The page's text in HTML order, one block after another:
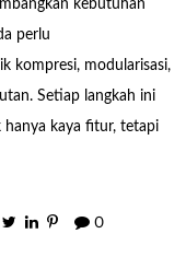
kebutuhan
perlu
kompresi, modularisasi,
Setiap langkah ini
hanya kaya fitur, tetapi
0